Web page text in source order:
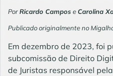
PorRicardo Campos e Carolina
Publicado originalmente no
Em dezembro de 2023, foi
subcomissão de Direito
de Juristas responsável